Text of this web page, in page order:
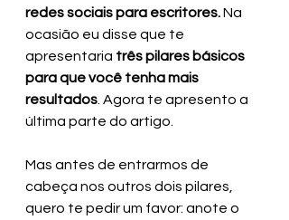
redes sociais para escritores. Na
ocasião eu disse que te
apresentaria três pilares básicos
para que você tenha mais
resultados . Agora te apresento a
última parte do artigo.
Mas antes de entrarmos de
cabeça nos outros dois pilares,
quero te pedir um favor: anote o